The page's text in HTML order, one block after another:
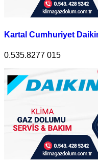
Kartal Cumhuriyet
0.535.8277 015